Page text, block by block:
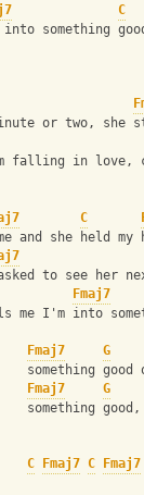
C
something
or two, she
falling in love,
C
and she held
to see her
Fmaj7
me I'm into
Fmaj7 G
something good
Fmaj7
G
something
C Fmaj7 C Fmaj7